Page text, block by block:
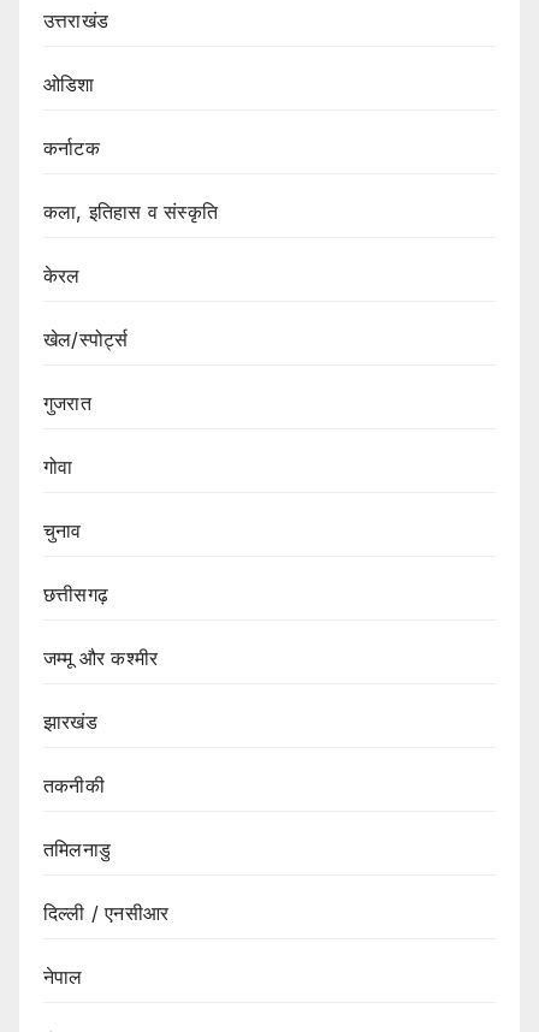
उत्तराखंड
ओडिशा
कर्नाटक
कला, इतिहास व संस्कृति
केरल
खेल/स्पोर्ट्स
गुजरात
गोवा
चुनाव
छत्तीसगढ़
जम्मू और कश्मीर
झारखंड
तकनीकी
तमिलनाडु
दिल्ली / एनसीआर
नेपाल